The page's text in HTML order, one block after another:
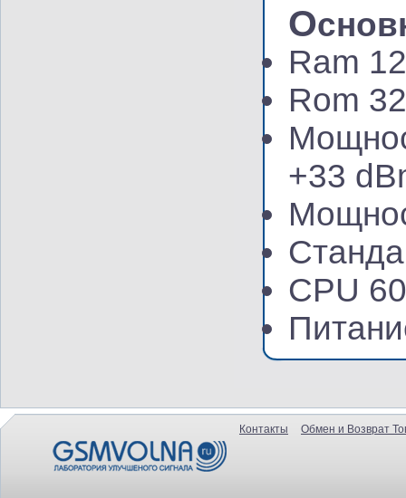
О
Ram
Rom 32
+33
CPU
Контакты Обмен и Возврат